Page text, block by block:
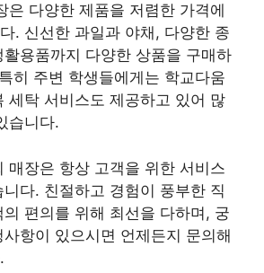
은 다양한 제품을 저렴한 가격에
. 신선한 과일과 야채, 다양한 종
용품까지 다양한 상품을 구매하
히 주변 학생들에게는 학교다움
세탁 서비스도 제공하고 있어 많
습니다.
매장은 항상 고객을 위한 서비스
다. 친절하고 경험이 풍부한 직
편의를 위해 최선을 다하며, 궁
항이 있으시면 언제든지 문의해